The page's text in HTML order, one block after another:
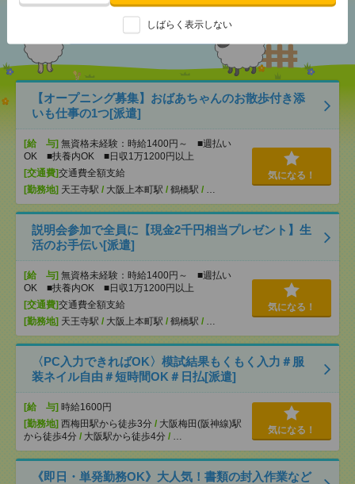
しばらく表示しない
あなたの閲覧履歴からの
おすすめ
【オープニング募集】おばあちゃんのお散歩付き添
いも仕事の1つ[派遣]
[給 与] 無資格未経験：時給1400円～ ■週払い
OK ■扶養内OK ■日収1万1200円以上
[交通費]交通費全額支給
[勤務地] 天王寺駅 / 大阪上本町駅 / 鶴橋駅 / …
気になる！
説明会参加で全員に【現金2千円相当プレゼント】生
活のお手伝い[派遣]
[給 与] 無資格未経験：時給1400円～ ■週払い
OK ■扶養内OK ■日収1万1200円以上
[交通費]交通費全額支給
[勤務地] 天王寺駅 / 大阪上本町駅 / 鶴橋駅 / …
気になる！
〈PC入力できればOK〉模試結果もくもく入力＃服
装ネイル自由＃短時間OK＃日払[派遣]
[給 与] 時給1600円
[勤務地] 西梅田駅から徒歩3分 / 大阪梅田(阪神線)駅
から徒歩4分 / 大阪駅から徒歩4分 / …
気になる！
《即日・単発勤務OK》大人気！書類の封入作業など